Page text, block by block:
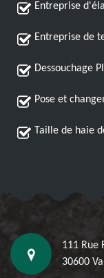
Entreprise
Entreprise de
Dessouchage
Pose et
Taille de haie
111 Rue
30600